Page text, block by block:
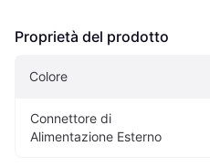
Proprietà del prodotto
Colore
Connettore di
Alimentazione Esterno